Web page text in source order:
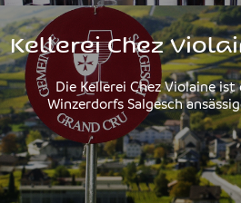
Kellerei Chez
Die Kellerei Chez Violaine ist
Winzerdorfs Salgesch